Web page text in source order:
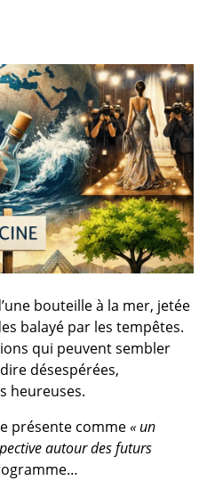
bouteille à la mer, jetée
balayé par les tempêtes.
qui peuvent sembler
désespérées,
heureuses.
présente comme« un
autour des futurs